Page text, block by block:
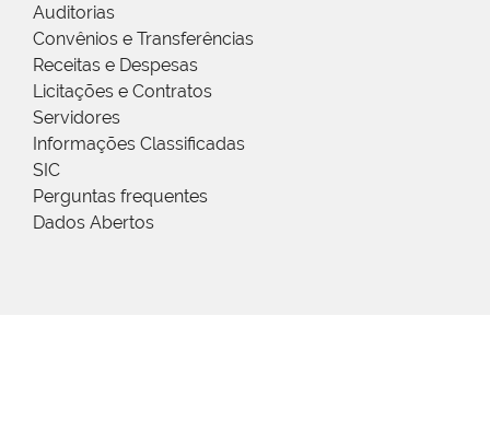
Auditorias
Convênios e Transferências
Receitas e Despesas
Licitações e Contratos
Servidores
Informações Classificadas
SIC
Perguntas frequentes
Dados Abertos